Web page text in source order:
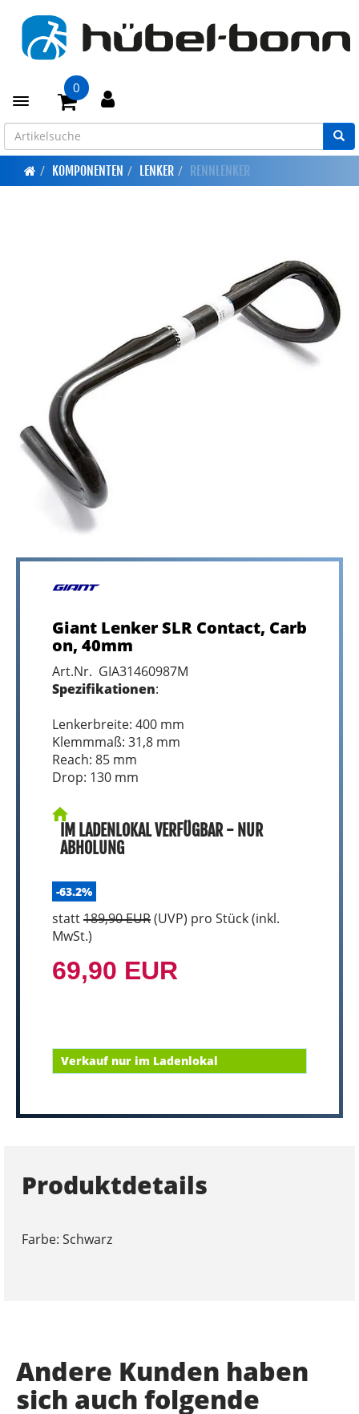
Toggle navigation
0
KOMPONENTEN LENKER RENNLENKER
Giant Lenker SLR Contact, Carb
on, 40mm
Art.Nr. GIA31460987M
Spezifikationen:
Lenkerbreite: 400 mm
Klemmmaß: 31,8 mm
Reach: 85 mm
Drop: 130 mm
IM LADENLOKAL VERFÜGBAR - NUR
ABHOLUNG
-63.2%
statt189,90 EUR(UVP) pro Stück (inkl.
MwSt.)
69,90 EUR
Verkauf nur im Ladenlokal
Produktdetails
Farbe: Schwarz
Andere Kunden haben
sich auch folgende